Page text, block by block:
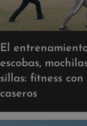
El
escobas,
sillas: fitness con
caseros